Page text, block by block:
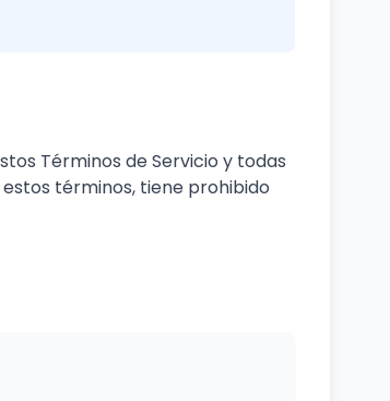
Términos de Servicio y todas
términos, tiene prohibido